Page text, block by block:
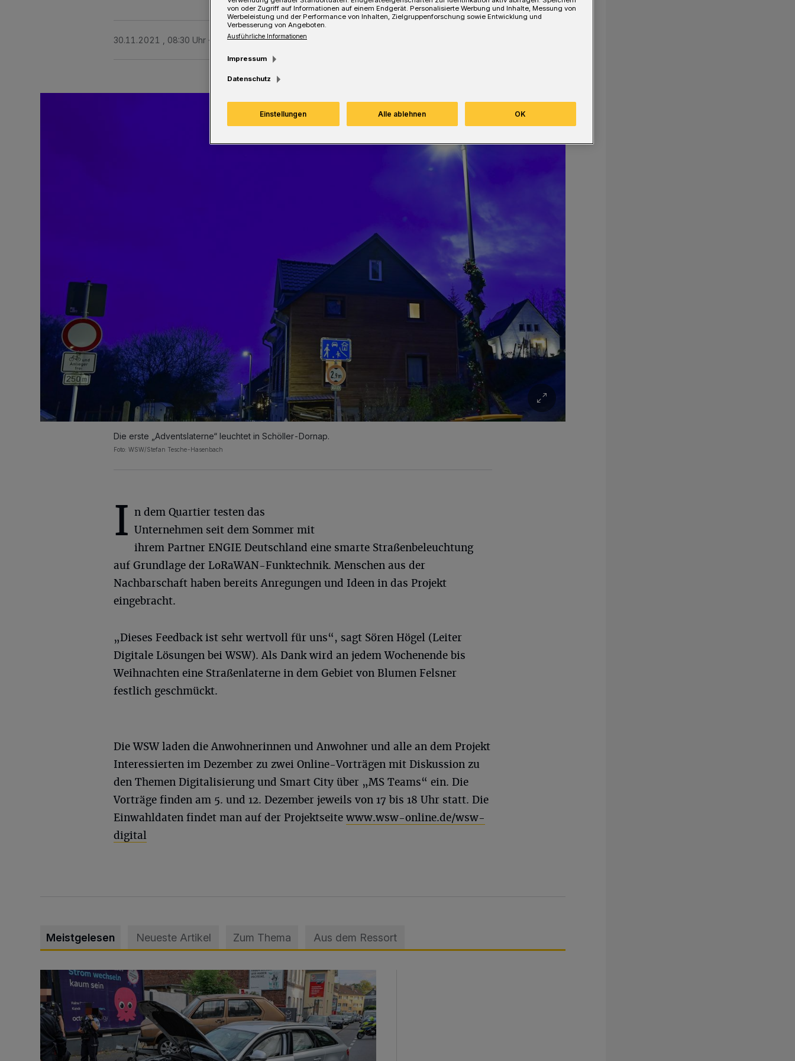
30.11.2021 , 08:30 Uhr Eine Minute Lesezeit
Die erste „Adventslaterne“ leuchtet in Schöller-Dornap.
Foto: WSW/Stefan Tesche-Hasenbach
I n dem Quartier testen das
Unternehmen seit dem Sommer mit
ihrem Partner ENGIE Deutschland eine smarte Straßenbeleuchtung
auf Grundlage der LoRaWAN-Funktechnik. Menschen aus der
Nachbarschaft haben bereits Anregungen und Ideen in das Projekt
eingebracht.
„Dieses Feedback ist sehr wertvoll für uns“, sagt Sören Högel (Leiter
Digitale Lösungen bei WSW). Als Dank wird an jedem Wochenende bis
Weihnachten eine Straßenlaterne in dem Gebiet von Blumen Felsner
festlich geschmückt.
Die WSW laden die Anwohnerinnen und Anwohner und alle an dem Projekt
Interessierten im Dezember zu zwei Online-Vorträgen mit Diskussion zu
den Themen Digitalisierung und Smart City über „MS Teams“ ein. Die
Vorträge finden am 5. und 12. Dezember jeweils von 17 bis 18 Uhr statt. Die
Einwahldaten findet man auf der Projektseite www.wsw-online.de/wsw-
digital
Meistgelesen Neueste Artikel Zum Thema Aus dem Ressort
Schwerer Unfall mit 2,48 Promille
von oder Zugriff auf Informationen auf einem Endgerät. Personalisierte Werbung und Inhalte, Messung von
Werbeleistung und der Performance von Inhalten, Zielgruppenforschung sowie Entwicklung und
Verbesserung von Angeboten.
Ausführliche Informationen
Impressum
Datenschutz
Einstellungen Alle ablehnen OK